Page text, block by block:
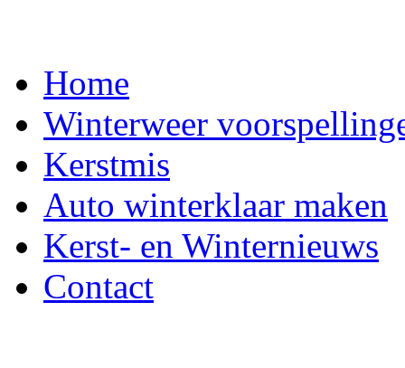
Home
Winterweer
Kerstmis
Auto winterklaar maken
Kerst- en Winternieuws
Contact